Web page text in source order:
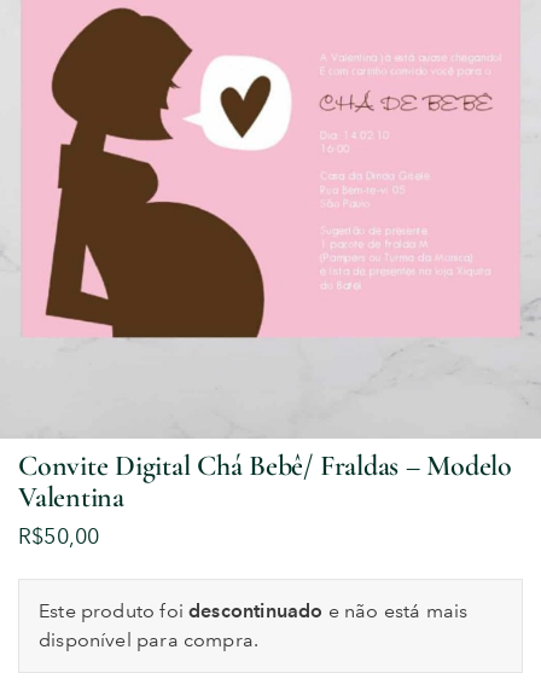
Convite Digital Chá Bebê/ Fraldas – Modelo
Valentina
R$50,00
Este produto foidescontinuado e não está mais
disponível para compra.